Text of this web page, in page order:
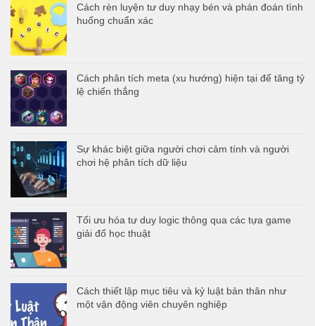
Cách rèn luyện tư duy nhạy bén và phán đoán tình
huống chuẩn xác
Cách phân tích meta (xu hướng) hiện tại để tăng tỷ
lệ chiến thắng
Sự khác biệt giữa người chơi cảm tính và người
chơi hệ phân tích dữ liệu
Tối ưu hóa tư duy logic thông qua các tựa game
giải đố học thuật
Cách thiết lập mục tiêu và kỷ luật bản thân như
một vận động viên chuyên nghiệp